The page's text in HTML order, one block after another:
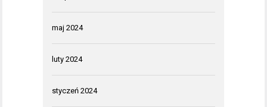
maj 2024
luty 2024
styczeń 2024